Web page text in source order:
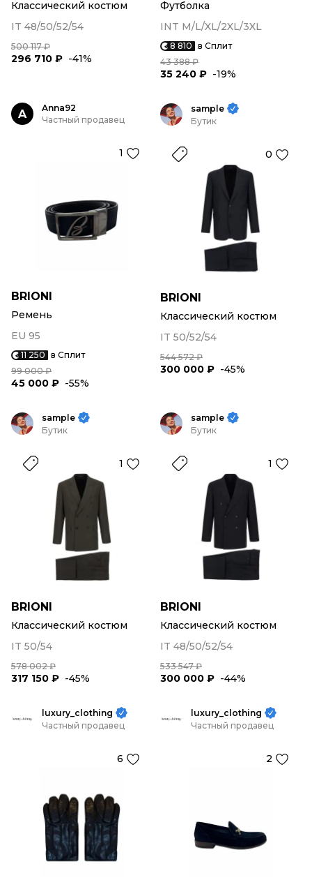
Классический костюм
IT 48/50/52/54
500 117 ₽
296 710 ₽ -41%
Футболка
INT M/L/XL/2XL/3XL
8 810 в Сплит
43 388 ₽
35 240 ₽ -19%
A
Anna92
Частный продавец
1
BRIONI
Ремень
EU 95
11 250 в Сплит
99 000 ₽
45 000 ₽ -55%
sample
Бутик
0
BRIONI
Классический костюм
IT 50/52/54
544 572 ₽
300 000 ₽ -45%
sample
Бутик
1
BRIONI
Классический костюм
IT 50/54
578 002 ₽
317 150 ₽ -45%
sample
Бутик
1
BRIONI
Классический костюм
IT 48/50/52/54
533 547 ₽
300 000 ₽ -44%
luxury_clothing
Частный продавец
6
luxury_clothing
Частный продавец
2